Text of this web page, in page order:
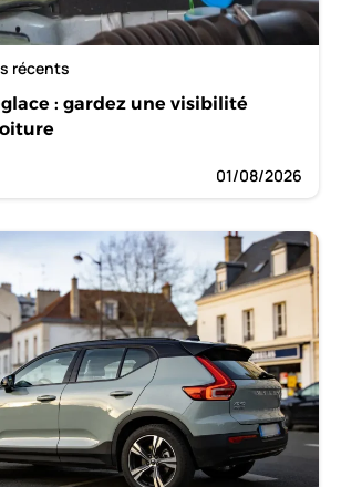
récents
: gardez une visibilité
01/08/2026